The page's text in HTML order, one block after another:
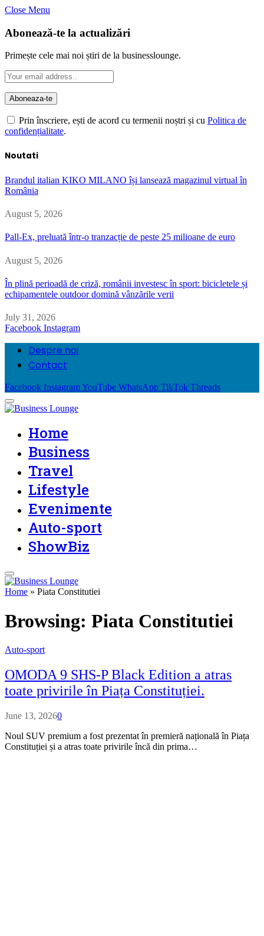
Close Menu
Abonează-te la actualizări
Primește cele mai noi știri de la businesslounge.
Prin înscriere, ești de acord cu termenii noștri și cu Politica de
confidențialitate.
Noutati
Brandul italian KIKO MILANO își lansează magazinul virtual în
România
August 5, 2026
Pall-Ex, preluată într-o tranzacție de peste 25 milioane de euro
August 5, 2026
În plină perioadă de criză, românii investesc în sport: bicicletele și
echipamentele outdoor domină vânzările verii
July 31, 2026
Facebook Instagram
Despre noi
Contact
Facebook InstagramYouTube WhatsApp TikTok Threads
Home
Business
Travel
Lifestyle
Evenimente
Auto-sport
ShowBiz
Home » Piata Constitutiei
Browsing: Piata Constitutiei
Auto-sport
OMODA 9 SHS-P Black Edition a atras
toate privirile în Piața Constituției.
June 13, 20260
Noul SUV premium a fost prezentat în premieră națională în Piața
Constituției și a atras toate privirile încă din prima…